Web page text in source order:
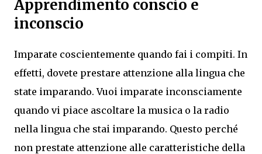
Apprendimento conscio e
inconscio
Imparate coscientemente quando fai i compiti. In
effetti, dovete prestare attenzione alla lingua che
state imparando. Vuoi imparate inconsciamente
quando vi piace ascoltare la musica o la radio
nella lingua che stai imparando. Questo perché
non prestate attenzione alle caratteristiche della